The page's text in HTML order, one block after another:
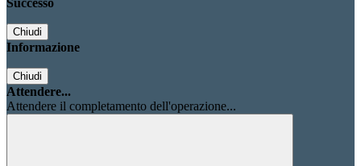
Successo
Chiudi
Informazione
Chiudi
Attendere...
Attendere il completamento dell'operazione...